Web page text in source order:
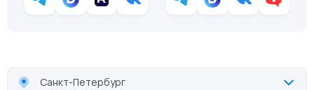
Санкт-Петербург